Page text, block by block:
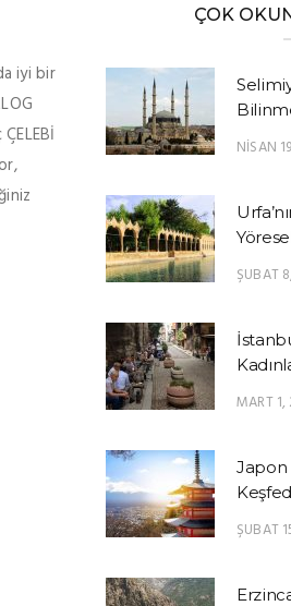
iyi bir
ÇOK
NISAN
ŞUBAT
MART 1,
Japon
ŞUBAT